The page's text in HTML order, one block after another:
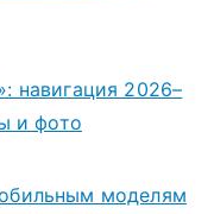
навигация 2026–
и фото
моделям